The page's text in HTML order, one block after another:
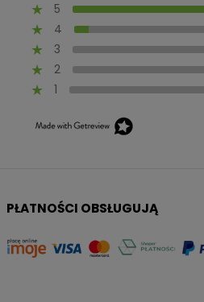
5
4
3
2
1
PŁATNOŚCI OBSŁUGUJĄ